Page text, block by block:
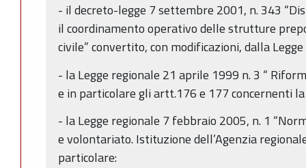
- il decreto-legge 7 settembre 2001, n. 343
il coordinamento operativo delle strutture
civile” convertito, con modificazioni, dalla
- la Legge regionale 21 aprile 1999 n. 3 “
e in particolare gli artt.176 e 177 concernenti
- la Legge regionale 7 febbraio 2005, n. 1
e volontariato. Istituzione dell’Agenzia
particolare: